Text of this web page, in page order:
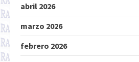
abril 2026
marzo 2026
febrero 2026